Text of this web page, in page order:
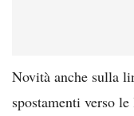
Novità anche sulla
spostamenti verso